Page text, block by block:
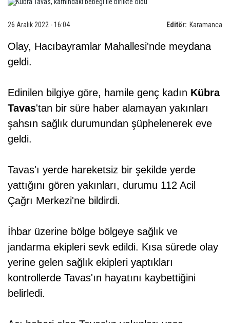
Editör: Karamanca
26 Aralık 2022 - 16:04
Olay, Hacıbayramlar Mahallesi'nde meydana
geldi.
Edinilen bilgiye göre, hamile genç kadın Kübra
Tavas'tan bir süre haber alamayan yakınları
şahsın sağlık durumundan şüphelenerek eve
geldi.
Tavas'ı yerde hareketsiz bir şekilde yerde
yattığını gören yakınları, durumu 112 Acil
Çağrı Merkezi'ne bildirdi.
İhbar üzerine bölge bölgeye sağlık ve
jandarma ekipleri sevk edildi. Kısa sürede olay
yerine gelen sağlık ekipleri yaptıkları
kontrollerde Tavas'ın hayatını kaybettiğini
belirledi.